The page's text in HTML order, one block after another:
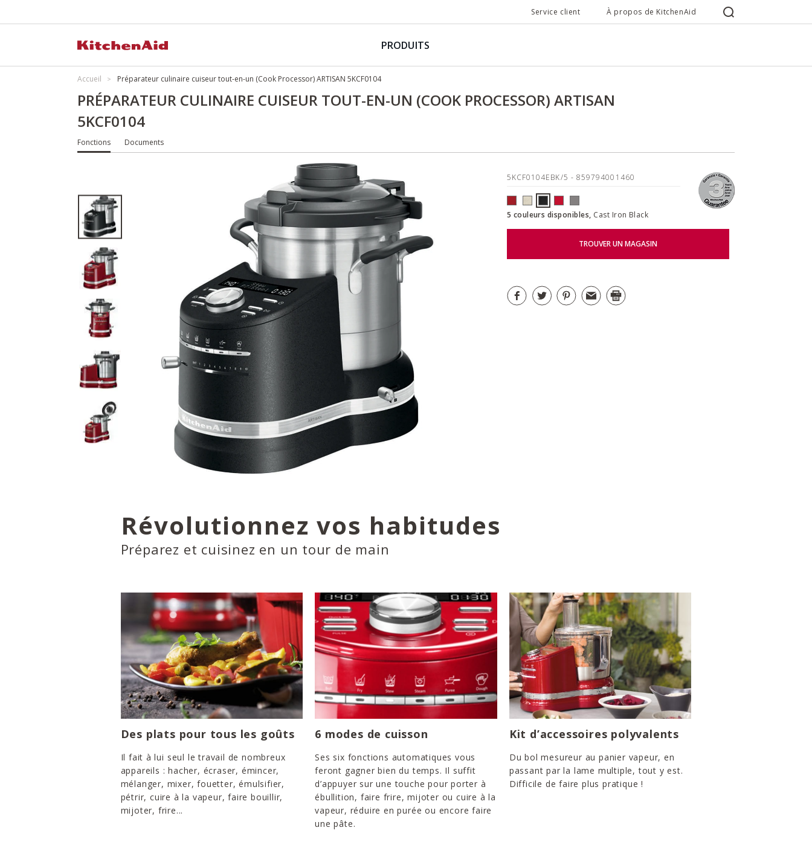
Service client À propos de KitchenAid
PRODUITS
Accueil Préparateur culinaire cuiseur tout-en-un (Cook Processor) ARTISAN 5KCF0104
PRÉPARATEUR CULINAIRE CUISEUR TOUT-EN-UN (COOK PROCESSOR) ARTISAN
5KCF0104
Fonctions Documents
5KCF0104EBK/5 - 859794001460
5 couleurs disponibles, Cast Iron Black
TROUVER UN MAGASIN
Révolutionnez vos habitudes
Préparez et cuisinez en un tour de main
Des plats pour tous les goûts
Il fait à lui seul le travail de nombreux
appareils : hacher, écraser, émincer,
mélanger, mixer, fouetter, émulsifier,
pétrir, cuire à la vapeur, faire bouillir,
mijoter, frire...
6 modes de cuisson
Ses six fonctions automatiques vous
feront gagner bien du temps. Il suffit
d’appuyer sur une touche pour porter à
ébullition, faire frire, mijoter ou cuire à la
vapeur, réduire en purée ou encore faire
une pâte.
Kit d’accessoires polyvalents
Du bol mesureur au panier vapeur, en
passant par la lame multiple, tout y est.
Difficile de faire plus pratique !